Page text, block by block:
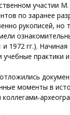
участии
по заранее
рукописей, но
1972 гг.).
учебные практики
моменты в